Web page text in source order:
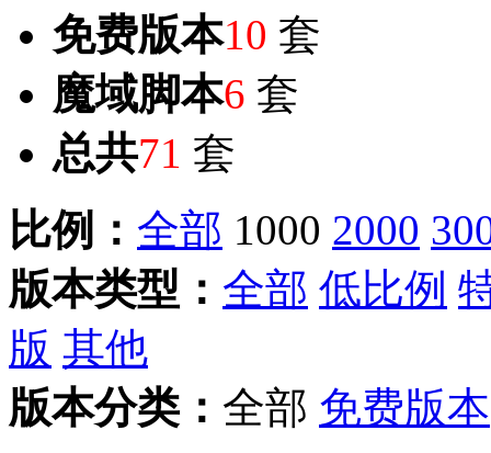
免费版本10 套
魔域脚本6 套
总共71 套
比例： 全部 1000 2000
版本类型： 全部 低比例
版 其他
版本分类： 全部 免费版本